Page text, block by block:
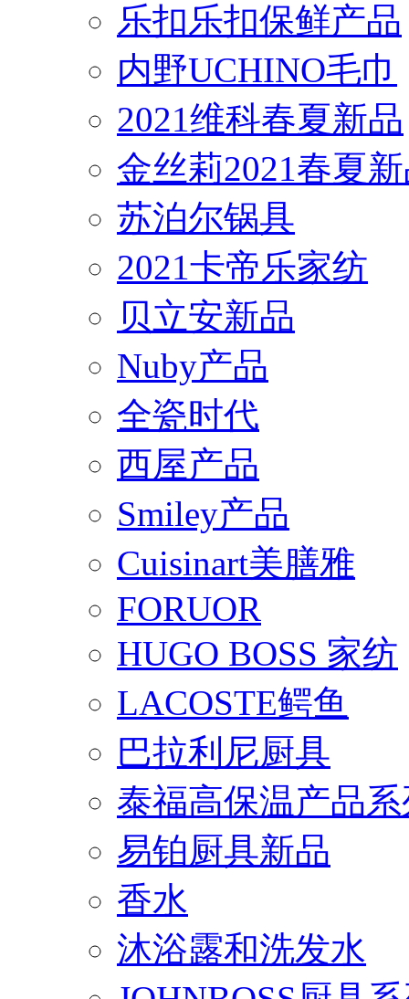
乐扣乐扣保鲜产品
内野UCHINO毛巾
2021维科春夏新品
金丝莉2021春夏
苏泊尔锅具
2021卡帝乐家纺
贝立安新品
Nuby产品
全瓷时代
西屋产品
Smiley产品
Cuisinart美膳雅
FORUOR
HUGO BOSS 家纺
LACOSTE鳄鱼
巴拉利尼厨具
泰福高保温产品
易铂厨具新品
香水
沐浴露和洗发水